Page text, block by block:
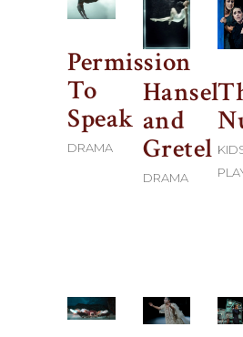
Permission
To
Speak
DRAMA
Hansel
and
Gretel
DRAMA